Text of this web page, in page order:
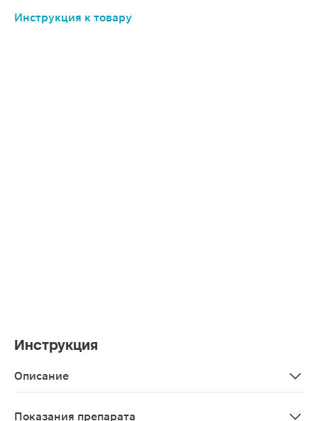
Инструкция к товару
Инструкция
Описание
Показания препарата